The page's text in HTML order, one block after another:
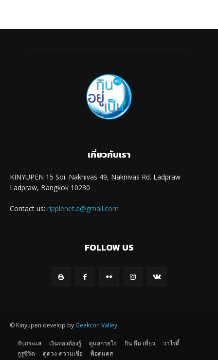
เกี่ยวกับเรา
KINYUPEN 15 Soi. Naknivas 49, Naknivas Rd. Ladpraw
Ladpraw, Bangkok 10230
Contact us: ripplenet.a@gmail.com
FOLLOW US
© Kinyupen develop by Geekcon Valley
จับกระแส เงินทองต้องรู้ ดูแลกายใจ กิน ดื่ม เที่ยว
วาไรตี้
กูรูชีวิต
ดูดวง-ความเชื่อ พ็อดแคส